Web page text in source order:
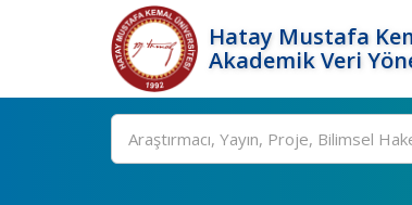
Hatay Mustafa
Akademik Veri
Ara